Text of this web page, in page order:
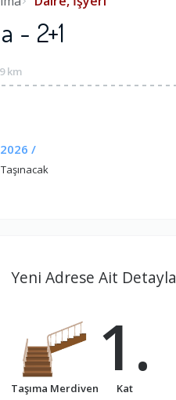
- 2+1
km
/
Yeni Adrese Ait
Taşıma Merdiven
1.
Kat